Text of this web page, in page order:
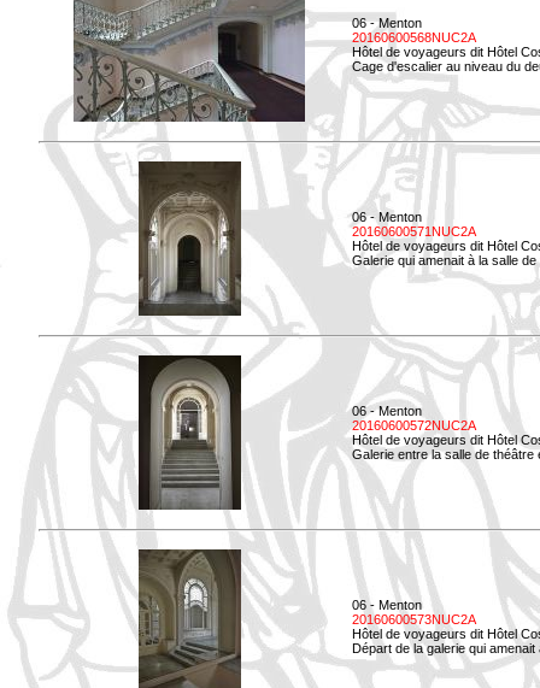
06 - Menton
20160600568NUC2A
Hôtel de voyageurs dit Hôtel
Cage d'escalier au niveau du
06 - Menton
20160600571NUC2A
Hôtel de voyageurs dit Hôtel
Galerie qui amenait à la salle de
06 - Menton
20160600572NUC2A
Hôtel de voyageurs dit Hôtel
Galerie entre la salle de théâtre
06 - Menton
20160600573NUC2A
Hôtel de voyageurs dit Hôtel
Départ de la galerie qui